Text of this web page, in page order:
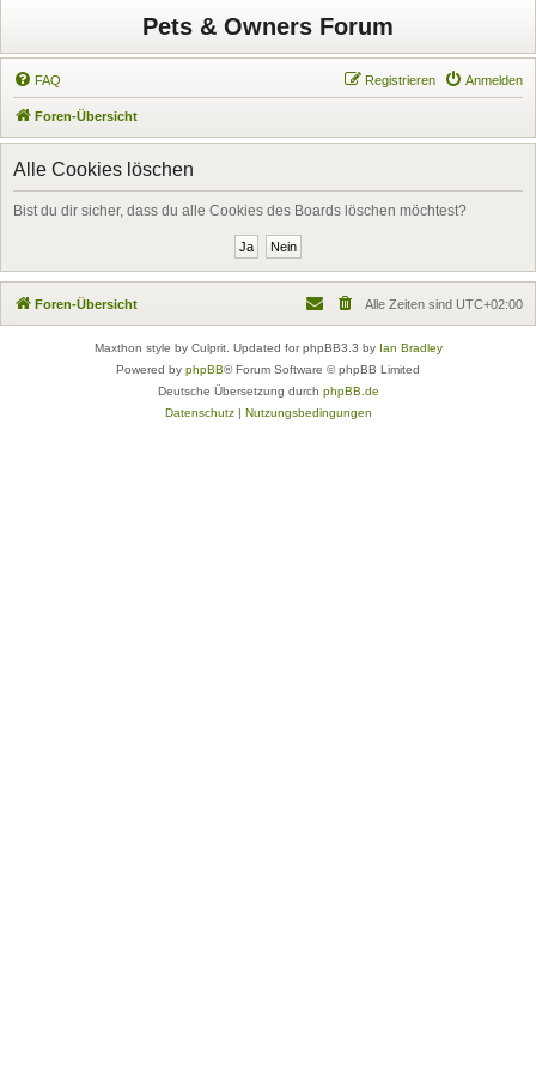
Pets & Owners Forum
FAQ Anmelden
Registrieren
Foren-Übersicht
Alle Cookies löschen
Bist du dir sicher, dass du alle Cookies des Boards löschen möchtest?
Foren-Übersicht Alle Zeiten sind UTC+02:00
Maxthon style by Culprit. Updated for phpBB3.3 by Ian Bradley
Powered by phpBB® Forum Software © phpBB Limited
Deutsche Übersetzung durch phpBB.de
Datenschutz| Nutzungsbedingungen